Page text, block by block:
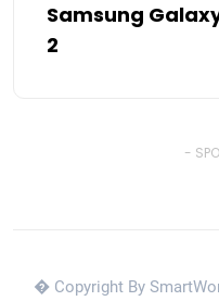
Samsung
2
-
� Copyright By